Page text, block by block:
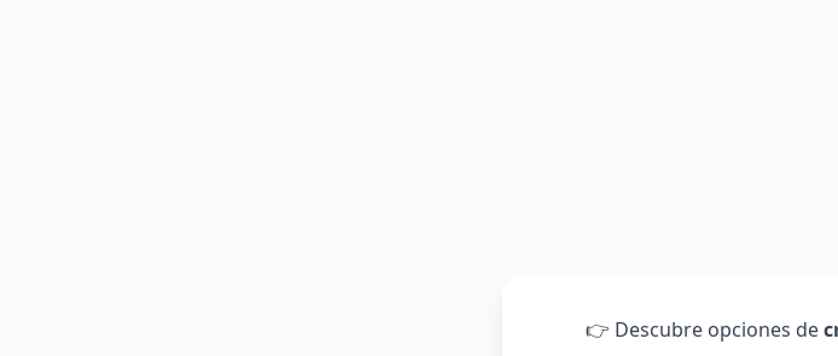
👉 Descubre opciones de